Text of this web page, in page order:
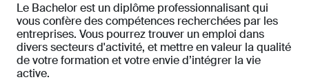
Le Bachelor est un diplôme professionnalisant qui
vous confère des compétences recherchées par les
entreprises. Vous pourrez trouver un emploi dans
divers secteurs d'activité, et mettre en valeur la qualité
de votre formation et votre envie d’intégrer la vie
active.